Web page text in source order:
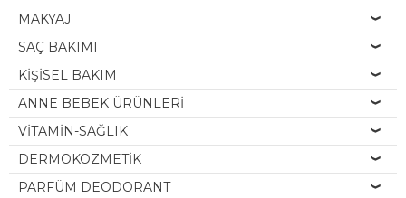
MAKYAJ
SAÇ BAKIMI
KİŞİSEL BAKIM
ANNE BEBEK ÜRÜNLERİ
VİTAMİN-SAĞLIK
DERMOKOZMETİK
PARFÜM DEODORANT